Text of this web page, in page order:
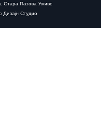
Стара Пазова Уживо
Дизајн Студио